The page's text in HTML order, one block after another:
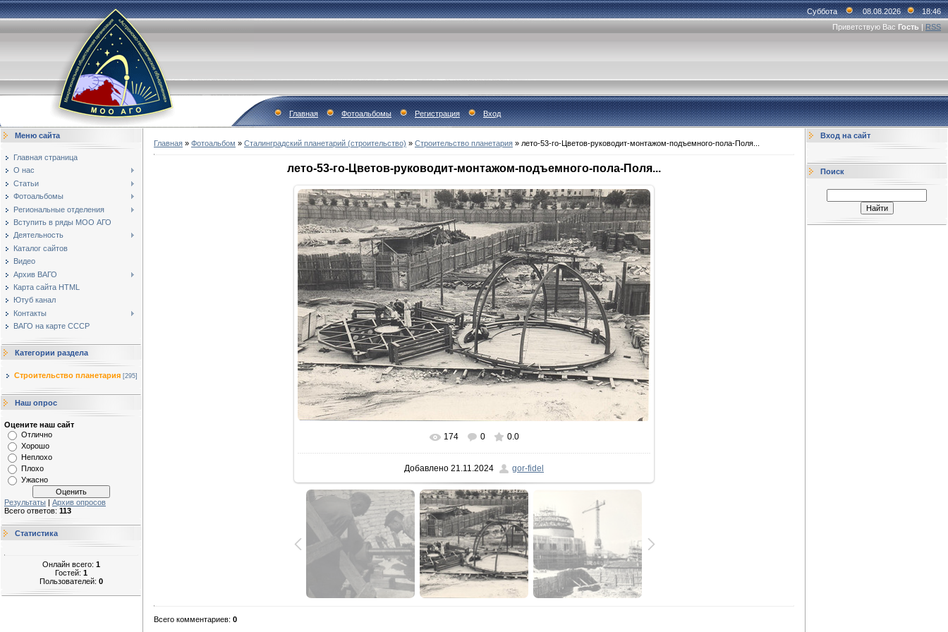
Суббота 08.08.2026
18:46
Приветствую Вас Гость | RSS
Главная Фотоальбомы Регистрация Вход
Меню сайта
Главная страница
О нас
Статьи
Фотоальбомы
Региональные отделения
Вступить в ряды МОО АГО
Деятельность
Каталог сайтов
Видео
Архив ВАГО
Карта сайта HTML
Ютуб канал
Контакты
ВАГО на карте СССР
Категории раздела
Строительство планетария [295]
Наш опрос
Оцените наш сайт
Отлично
Хорошо
Неплохо
Плохо
Ужасно
Результаты | Архив опросов
Всего ответов: 113
Статистика
Онлайн всего: 1
Гостей: 1
Пользователей: 0
Главная » Фотоальбом » Сталинградский планетарий (строительство) » Строительство планетария » лето-53-го-Цветов-руководит-монтажом-подъемного-пола-Поля...
лето-53-го-Цветов-руководит-монтажом-подъемного-пола-Поля...
В реальном размере 800x526
174 0 0.0
Добавлено 21.11.2024 gor-fidel
Всего комментариев: 0
Вход на сайт
Поиск